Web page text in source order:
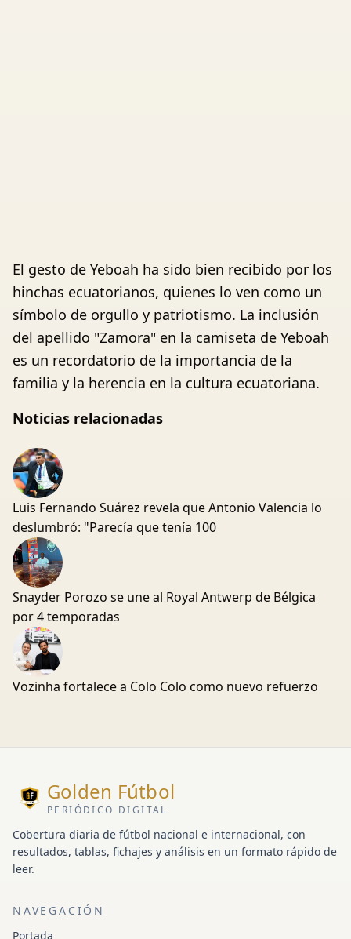
El gesto de Yeboah ha sido bien recibido por los
hinchas ecuatorianos, quienes lo ven como un
símbolo de orgullo y patriotismo. La inclusión
del apellido "Zamora" en la camiseta de Yeboah
es un recordatorio de la importancia de la
familia y la herencia en la cultura ecuatoriana.
Noticias relacionadas
Luis Fernando Suárez revela que Antonio Valencia lo
deslumbró: "Parecía que tenía 100
Snayder Porozo se une al Royal Antwerp de Bélgica
por 4 temporadas
Vozinha fortalece a Colo Colo como nuevo refuerzo
Golden Fútbol
PERIÓDICO DIGITAL
Cobertura diaria de fútbol nacional e internacional, con
resultados, tablas, fichajes y análisis en un formato rápido de
leer.
NAVEGACIÓN
Portada